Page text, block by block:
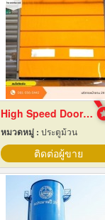
High Speed Door สมุทรปราการ
หมวดหมู่ : ประตูม้วน
ติดต่อผู้ขาย